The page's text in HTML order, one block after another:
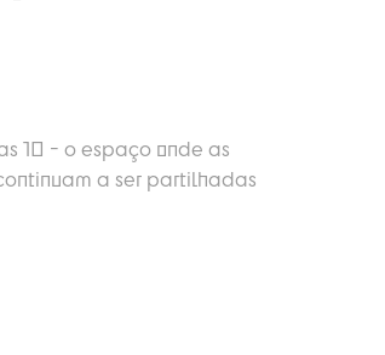
10 - o espaço onde as
a ser partilhadas